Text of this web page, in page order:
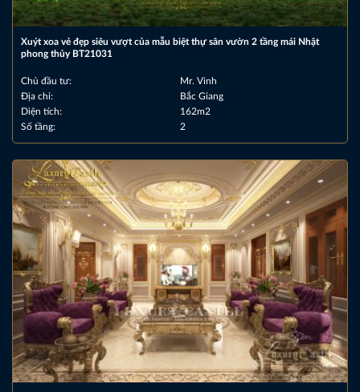
Xuýt xoa vẻ đẹp siêu vượt của mẫu biệt thự sân vườn 2 tầng mái Nhật
phong thủy BT21031
Chủ đầu tư:
Mr. Vinh
Địa chỉ:
Bắc Giang
Diện tích:
162m2
Số tầng:
2